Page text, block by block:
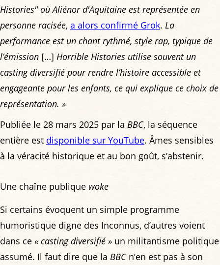
Histories" où Aliénor d'Aquitaine est représentée en
personne racisée, a alors confirmé Grok. La
performance est un chant rythmé, style rap, typique de
l’émission […] Horrible Histories utilise souvent un
casting diversifié pour rendre l’histoire accessible et
engageante pour les enfants, ce qui explique ce choix de
représentation. »
Publiée le 28 mars 2025 par la BBC, la séquence
entière est disponible sur YouTube. Âmes sensibles
à la véracité historique et au bon goût, s’abstenir.
Une chaîne publique woke
Si certains évoquent un simple programme
humoristique digne des Inconnus, d’autres voient
dans ce « casting diversifié » un militantisme politique
assumé. Il faut dire que la BBCn’en est pas à son